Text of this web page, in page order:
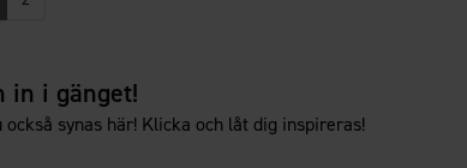
in i gänget!
synas här! Klicka och låt dig inspireras!